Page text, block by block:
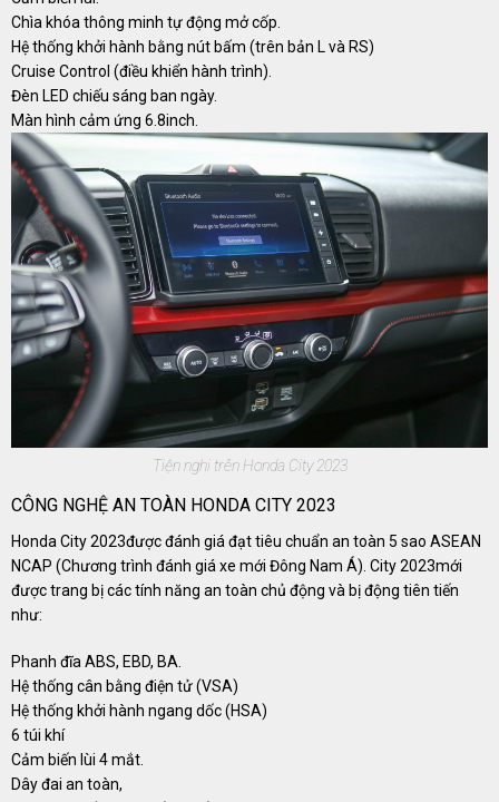
Chìa khóa thông minh tự động mở cốp.
Hệ thống khởi hành bằng nút bấm (trên bản L và RS)
Cruise Control (điều khiển hành trình).
Đèn LED chiếu sáng ban ngày.
Màn hình cảm ứng 6.8inch.
Tiện nghi trên Honda City 2023
CÔNG NGHỆ AN TOÀN HONDA CITY 2023
Honda City 2023được đánh giá đạt tiêu chuẩn an toàn 5 sao ASEAN
NCAP (Chương trình đánh giá xe mới Đông Nam Á). City 2023mới
được trang bị các tính năng an toàn chủ động và bị động tiên tiến
như:
Phanh đĩa ABS, EBD, BA.
Hệ thống cân bằng điện tử (VSA)
Hệ thống khởi hành ngang dốc (HSA)
6 túi khí
Cảm biến lùi 4 mắt.
Dây đai an toàn,